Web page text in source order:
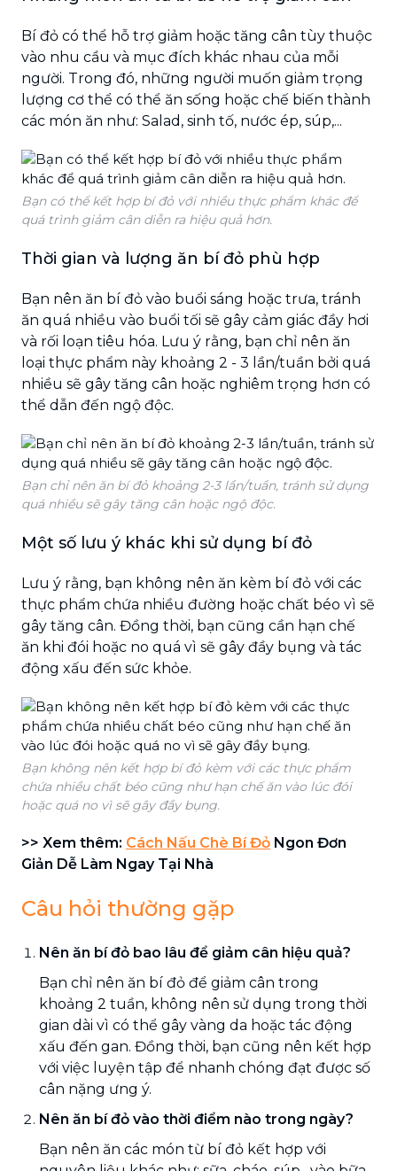
Bí đỏ có thể hỗ trợ giảm hoặc tăng cân tùy thuộc
vào nhu cầu và mục đích khác nhau của mỗi
người. Trong đó, những người muốn giảm trọng
lượng cơ thể có thể ăn sống hoặc chế biến thành
các món ăn như: Salad, sinh tố, nước ép, súp,...
Bạn có thể kết hợp bí đỏ với nhiều thực phẩm khác để
quá trình giảm cân diễn ra hiệu quả hơn.
Thời gian và lượng ăn bí đỏ phù hợp
Bạn nên ăn bí đỏ vào buổi sáng hoặc trưa, tránh
ăn quá nhiều vào buổi tối sẽ gây cảm giác đầy hơi
và rối loạn tiêu hóa. Lưu ý rằng, bạn chỉ nên ăn
loại thực phẩm này khoảng 2 - 3 lần/tuần bởi quá
nhiều sẽ gây tăng cân hoặc nghiêm trọng hơn có
thể dẫn đến ngộ độc.
Bạn chỉ nên ăn bí đỏ khoảng 2-3 lần/tuần, tránh sử dụng
quá nhiều sẽ gây tăng cân hoặc ngộ độc.
Một số lưu ý khác khi sử dụng bí đỏ
Lưu ý rằng, bạn không nên ăn kèm bí đỏ với các
thực phẩm chứa nhiều đường hoặc chất béo vì sẽ
gây tăng cân. Đồng thời, bạn cũng cần hạn chế
ăn khi đói hoặc no quá vì sẽ gây đầy bụng và tác
động xấu đến sức khỏe.
Bạn không nên kết hợp bí đỏ kèm với các thực phẩm
chứa nhiều chất béo cũng như hạn chế ăn vào lúc đói
hoặc quá no vì sẽ gây đầy bụng.
>> Xem thêm: Cách Nấu Chè Bí Đỏ Ngon Đơn
Giản Dễ Làm Ngay Tại Nhà
Câu hỏi thường gặp
Nên ăn bí đỏ bao lâu để giảm cân hiệu quả?
Bạn chỉ nên ăn bí đỏ để giảm cân trong
khoảng 2 tuần, không nên sử dụng trong thời
gian dài vì có thể gây vàng da hoặc tác động
xấu đến gan. Đồng thời, bạn cũng nên kết hợp
với việc luyện tập để nhanh chóng đạt được số
cân nặng ưng ý.
Nên ăn bí đỏ vào thời điểm nào trong ngày?
Bạn nên ăn các món từ bí đỏ kết hợp với